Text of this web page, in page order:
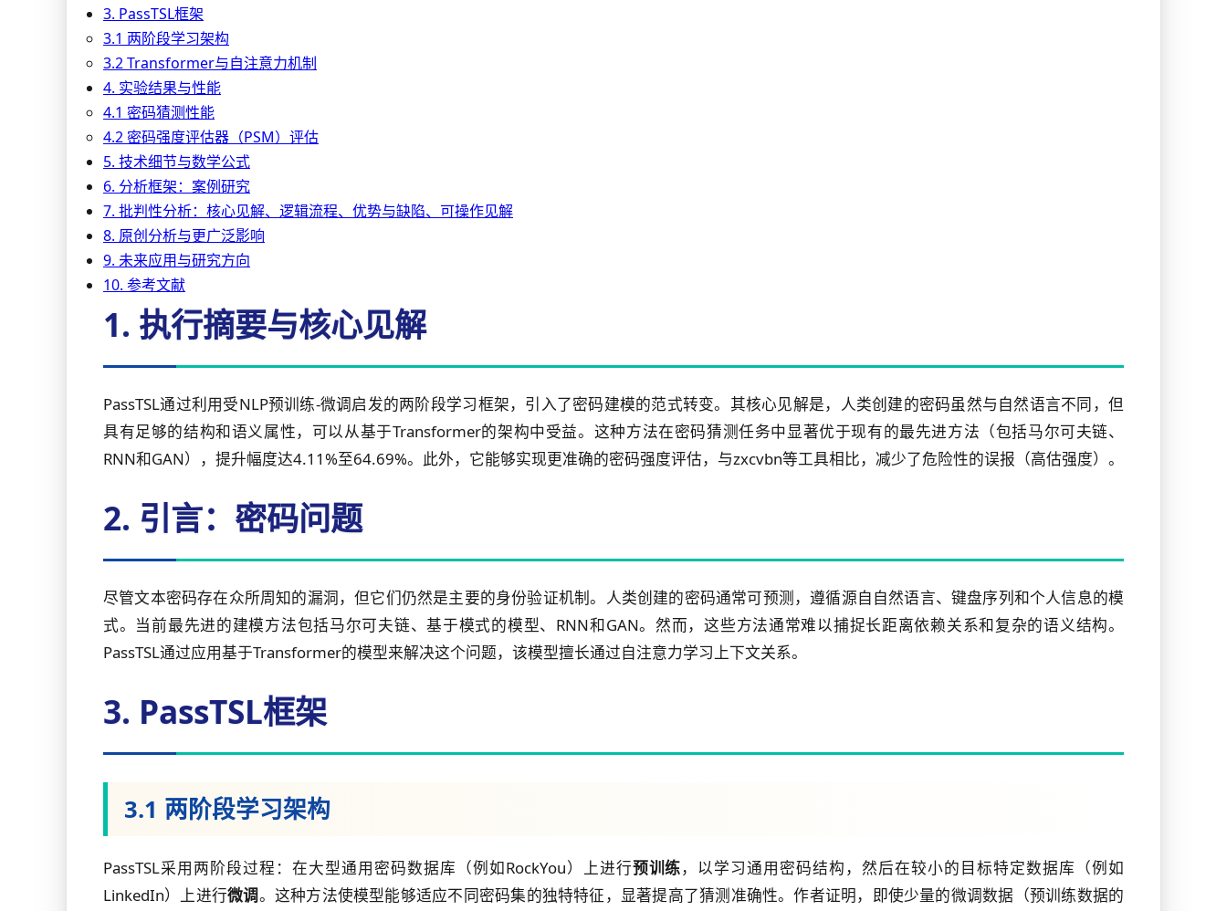
3. PassTSL框架
3.1 两阶段学习架构
3.2 Transformer与自注意力机制
4. 实验结果与性能
4.1 密码猜测性能
4.2 密码强度评估器（PSM）评估
5. 技术细节与数学公式
6. 分析框架：案例研究
7. 批判性分析：核心见解、逻辑流程、优势与缺陷、可操作见解
8. 原创分析与更广泛影响
9. 未来应用与研究方向
10. 参考文献
1. 执行摘要与核心见解
PassTSL通过利用受NLP预训练-微调启发的两阶段学习框架，引入了密码建模的范式转变。其核心见解是，人类创建的密码虽然与自然语言不同，但
具有足够的结构和语义属性，可以从基于Transformer的架构中受益。这种方法在密码猜测任务中显著优于现有的最先进方法（包括马尔可夫链、
RNN和GAN），提升幅度达4.11%至64.69%。此外，它能够实现更准确的密码强度评估，与zxcvbn等工具相比，减少了危险性的误报（高估强度）。
2. 引言：密码问题
尽管文本密码存在众所周知的漏洞，但它们仍然是主要的身份验证机制。人类创建的密码通常可预测，遵循源自自然语言、键盘序列和个人信息的模
式。当前最先进的建模方法包括马尔可夫链、基于模式的模型、RNN和GAN。然而，这些方法通常难以捕捉长距离依赖关系和复杂的语义结构。
PassTSL通过应用基于Transformer的模型来解决这个问题，该模型擅长通过自注意力学习上下文关系。
3. PassTSL框架
3.1 两阶段学习架构
PassTSL采用两阶段过程：在大型通用密码数据库（例如RockYou）上进行预训练，以学习通用密码结构，然后在较小的目标特定数据库（例如
LinkedIn）上进行微调。这种方法使模型能够适应不同密码集的独特特征，显著提高了猜测准确性。作者证明，即使少量的微调数据（预训练数据的